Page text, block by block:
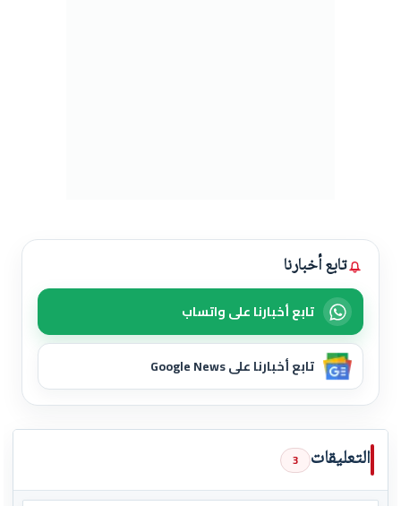
تابع أخبارنا
تابع أخبارنا على واتساب
تابع أخبارنا على Google News
التعليقات 3